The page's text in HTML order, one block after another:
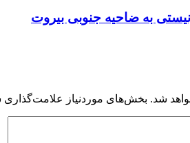
به ضاحیه جنوبی بیروت
شد. بخش‌های موردنیاز علامت‌گذاری